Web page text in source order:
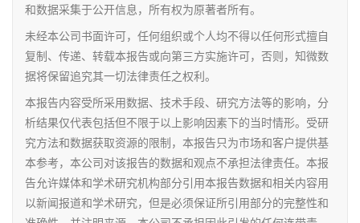
和数据采集于公开信息，所有权为原著者所有。
未经本公司书面许可，任何组织或个人均不得以任何形式擅自
复制、传递、转载本报告或向第三方实施许可，否则，知微数
据将保留追究其一切法律责任之权利。
本报告内容受所采用数据、技术手段、研究方法等的影响，分
析结果仅代表包括但不限于以上影响因素下的当时情形。受研
究方法和数据获取资源的限制，本报告只为市场和客户提供基
本参考，本公司对该报告的数据和观点不承担法律责任。本报
告允许媒体和学术研究机构部分引用本报告数据和相关内容用
以新闻报道和学术研究，但是必须保证所引用部分的完整性和